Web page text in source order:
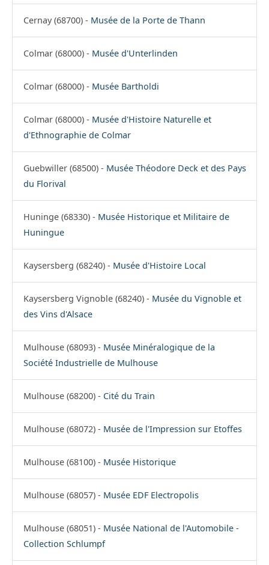
Cernay (68700) - Musée de la Porte de Thann
Colmar (68000) - Musée d'Unterlinden
Colmar (68000) - Musée Bartholdi
Colmar (68000) - Musée d'Histoire Naturelle et
d'Ethnographie de Colmar
Guebwiller (68500) - Musée Théodore Deck et des Pays
du Florival
Huninge (68330) - Musée Historique et Militaire de
Huningue
Kaysersberg (68240) - Musée d'Histoire Local
Kaysersberg Vignoble (68240) - Musée du Vignoble et
des Vins d'Alsace
Mulhouse (68093) - Musée Minéralogique de la
Société Industrielle de Mulhouse
Mulhouse (68200) - Cité du Train
Mulhouse (68072) - Musée de l'Impression sur Etoffes
Mulhouse (68100) - Musée Historique
Mulhouse (68057) - Musée EDF Electropolis
Mulhouse (68051) - Musée National de l'Automobile -
Collection Schlumpf